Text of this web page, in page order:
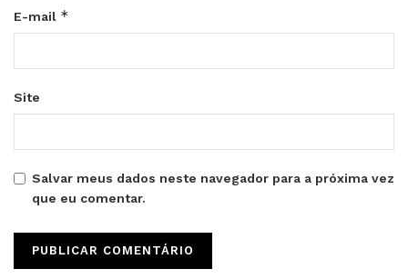
E-mail *
Site
Salvar meus dados neste navegador para a próxima vez
que eu comentar.